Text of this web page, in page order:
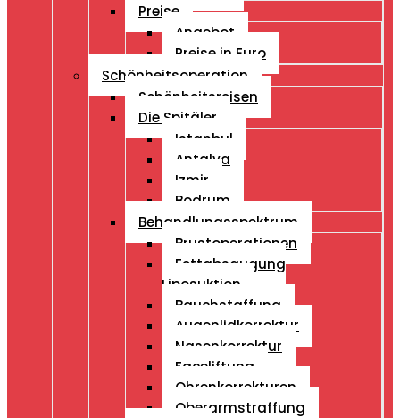
Preise
Angebot
Preise in Euro
Schönheitsoperation
Schönheitsreisen
Die Spitäler
Istanbul
Antalya
Izmir
Bodrum
Behandlungsspektrum
Brustoperationen
Fettabsaugung
Liposuktion
Bauchstaffung
Augenlidkorrektur
Nasenkorrektur
Faceliftung
Ohrenkorrekturen
Oberarmstraffung